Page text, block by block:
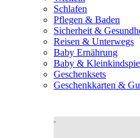
Schlafen
Pflegen & Baden
Sicherheit &
Reisen & Unterwegs
Baby Ernährung
Baby &
Geschenksets
Geschenkkarten &